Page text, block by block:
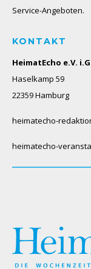
Service-Angeboten.
KONTAKT
HeimatEcho e.V.
Haselkamp 59
22359 Hamburg
heimatecho-
heimatecho-